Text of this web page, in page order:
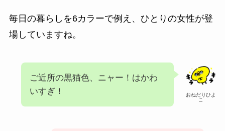
毎日の暮らしを6カラーで例え、ひとりの女性が登
場していますね。
おねだりひよ
こ
ご近所の黒猫色、ニャー！はかわ
いすぎ！